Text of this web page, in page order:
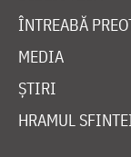
ÎNTREABĂ
MEDIA
ȘTIRI
HRAMUL